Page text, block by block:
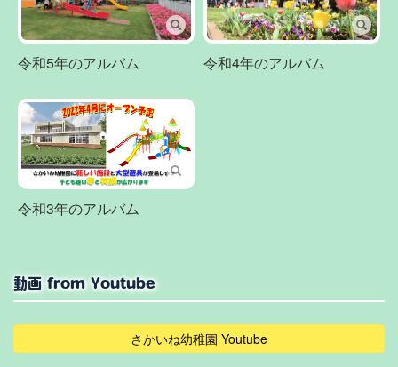
令和5年のアルバム 令和4年のアルバム
令和3年のアルバム
動画 from Youtube
さかいね幼稚園 Youtube